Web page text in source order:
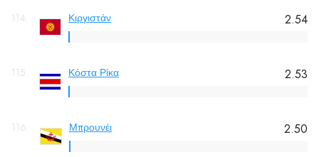
114. Κιργιστάν 2.54
115. Κόστα Ρίκα 2.53
116. Μπρουνέι 2.50